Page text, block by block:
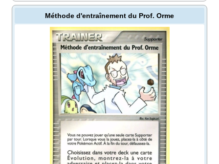
Méthode d'entraînement du Prof. Orme